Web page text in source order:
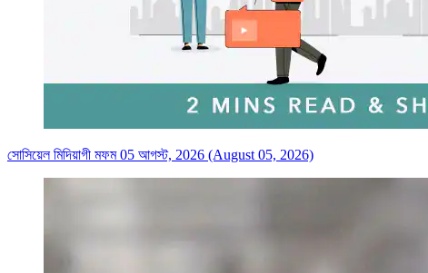
সোসিয়েল মিদিয়াগী মফম 05 আগস্ট, 2026 (August 05, 2026)